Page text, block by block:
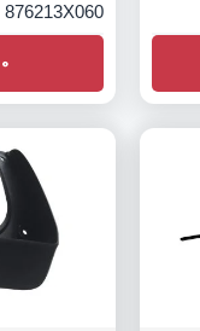
876213X060
0